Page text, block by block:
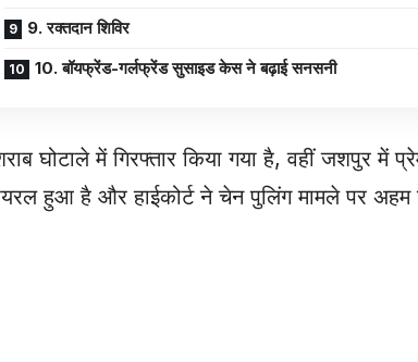
9. रक्तदान शिविर
10. बॉयफ्रेंड-गर्लफ्रेंड सुसाइड केस ने बढ़ाई सनसनी
में गिरफ्तार किया गया है, वहीं जशपुर में
हुआ है और हाईकोर्ट ने चेन पुलिंग मामले पर अहम